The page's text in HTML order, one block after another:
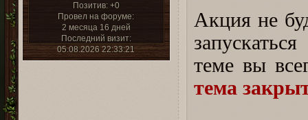
Позитив: +0
Провел на форуме:
2 месяца 16 дней
Последний визит:
05.08.2026 22:33:21
Акция не
теме вы
тема